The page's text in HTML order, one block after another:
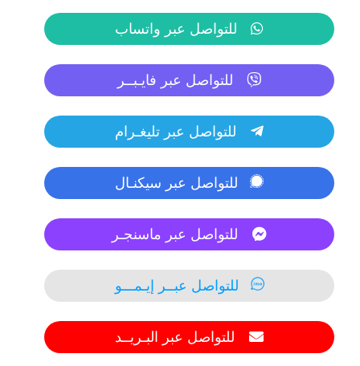
للتواصل عبر واتساب
للتواصل عبر فايـبــر
للتواصل عبر تليغـرام
للتواصل عبر سيكنـال
للتواصل عبر ماسنجـر
للتواصل عبــر إيـمـــو
للتواصل عبر البـريــد